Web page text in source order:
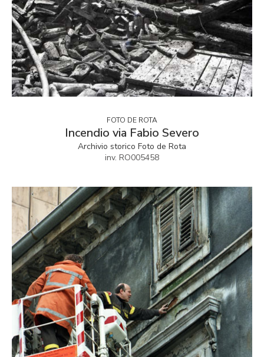
FOTO DE ROTA
Incendio via Fabio Severo
Archivio storico Foto de Rota
inv. RO005458